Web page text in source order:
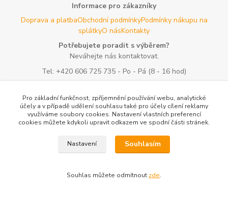
Informace pro zákazníky
Doprava a platbaObchodní podmínkyPodmínky nákupu na
splátkyO násKontakty
Potřebujete poradit s výběrem?
Neváhejte nás kontaktovat.
Tel: +420 606 725 735 - Po - Pá (8 - 16 hod)
Užitečné informace
E-les.cz - Zahradní technika Stihl KoniceWoodman.sk - Predaj
lesníckeho náradia a potriebFormulář odstoupení o
oblečení a obuvi
Mapa stránek
Pro základní funkčnost, zpříjemnění používání webu, analytické
účely a v případě udělení souhlasu také pro účely cílení reklamy
využíváme soubory cookies. Nastavení vlastních preferencí
cookies můžete kdykoli upravit odkazem ve spodní části stránek.
Nastavení Souhlasím
Souhlas můžete odmítnout zde.